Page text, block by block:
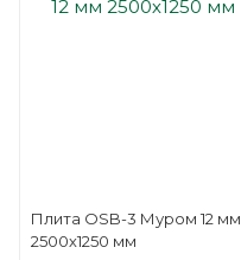
Плита OSB-3 Муром 12 мм
2500х1250 мм